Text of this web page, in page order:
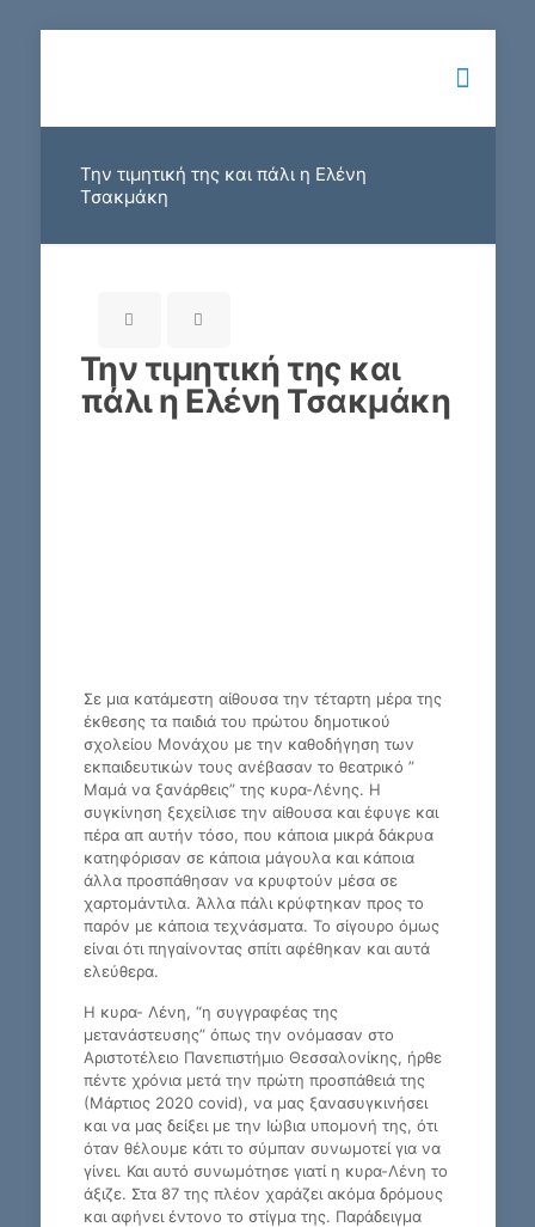
Την τιμητική της και πάλι η Ελένη
Τσακμάκη
Την τιμητική της και
πάλι η Ελένη Τσακμάκη
Σε μια κατάμεστη αίθουσα την τέταρτη μέρα της
έκθεσης τα παιδιά του πρώτου δημοτικού
σχολείου Μονάχου με την καθοδήγηση των
εκπαιδευτικών τους ανέβασαν το θεατρικό ”
Μαμά να ξανάρθεις” της κυρα-Λένης. Η
συγκίνηση ξεχείλισε την αίθουσα και έφυγε και
πέρα απ αυτήν τόσο, που κάποια μικρά δάκρυα
κατηφόρισαν σε κάποια μάγουλα και κάποια
άλλα προσπάθησαν να κρυφτούν μέσα σε
χαρτομάντιλα. Άλλα πάλι κρύφτηκαν προς το
παρόν με κάποια τεχνάσματα. Το σίγουρο όμως
είναι ότι πηγαίνοντας σπίτι αφέθηκαν και αυτά
ελεύθερα.
Η κυρα- Λένη, “η συγγραφέας της
μετανάστευσης” όπως την ονόμασαν στο
Αριστοτέλειο Πανεπιστήμιο Θεσσαλονίκης, ήρθε
πέντε χρόνια μετά την πρώτη προσπάθειά της
(Μάρτιος 2020 covid), να μας ξανασυγκινήσει
και να μας δείξει με την Ιώβια υπομονή της, ότι
όταν θέλουμε κάτι το σύμπαν συνωμοτεί για να
γίνει. Και αυτό συνωμότησε γιατί η κυρα-Λένη το
άξιζε. Στα 87 της πλέον χαράζει ακόμα δρόμους
και αφήνει έντονο το στίγμα της. Παράδειγμα